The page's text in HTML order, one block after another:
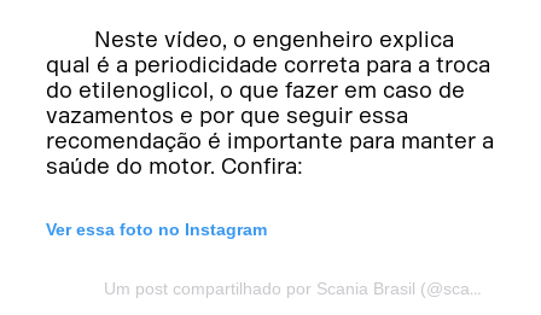
Neste vídeo, o engenheiro explica
qual é a periodicidade correta para a troca
do etilenoglicol, o que fazer em caso de
vazamentos e por que seguir essa
recomendação é importante para manter a
saúde do motor. Confira:
Ver essa foto no Instagram
Um post compartilhado por Scania Brasil (@scaniabrasil)